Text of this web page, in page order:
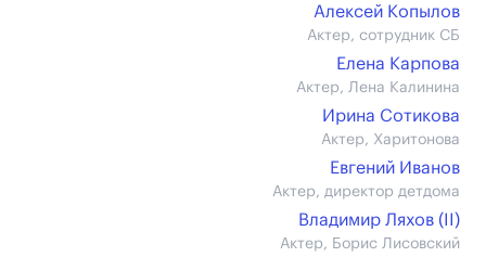
Алексей Копылов
Актер, сотрудник СБ
Елена Карпова
Актер, Лена Калинина
Ирина Сотикова
Актер, Харитонова
Евгений Иванов
Актер, директор детдома
Владимир Ляхов (II)
Актер, Борис Лисовский